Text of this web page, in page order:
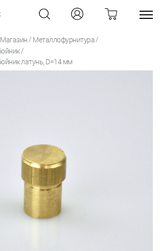
Магазин / Металлофурнитура /
/
латунь, D=14 мм